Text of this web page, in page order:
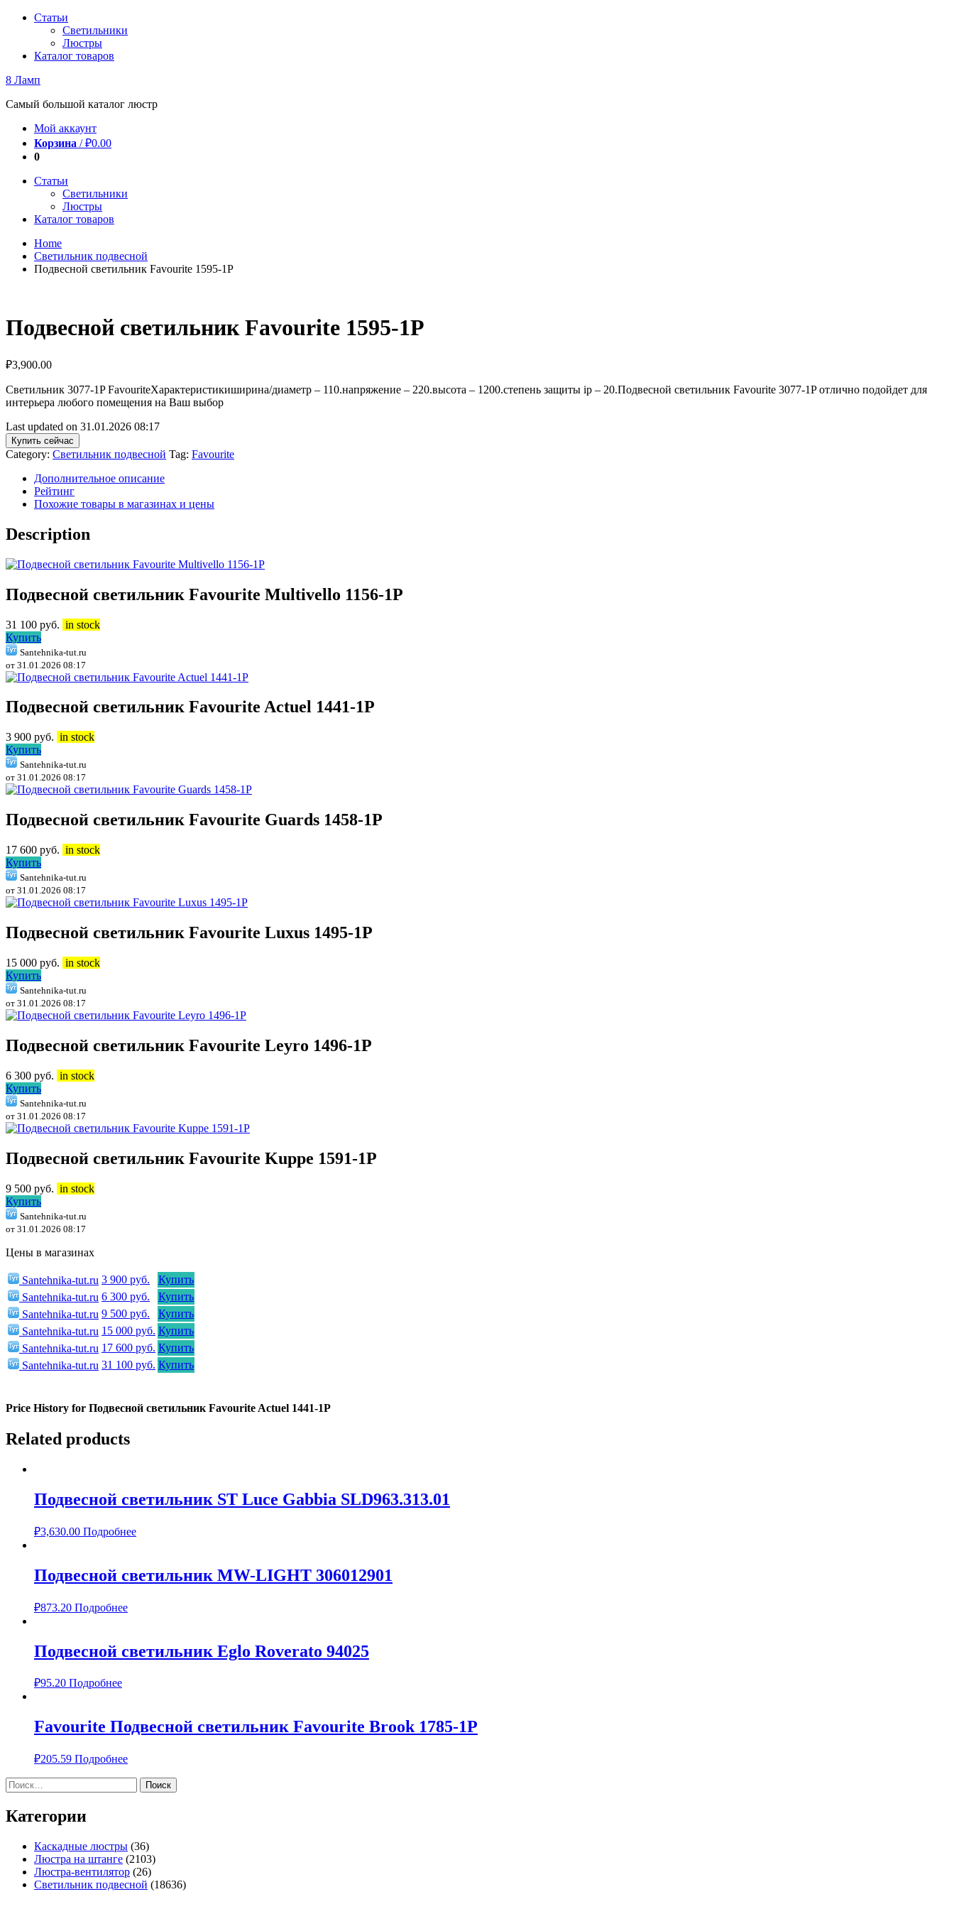
Перейти
содержимому
Статьи
Светильники
Люстры
Каталог товаров
8 Ламп
Самый большой каталог люстр
Мой аккаунт
Корзина /₽0.00
0
Статьи
Светильники
Люстры
Каталог товаров
Home
Светильник подвесной
Подвесной светильник Favourite 1595-1P
Подвесной светильник Favourite 1595-1P
₽3,900.00
Светильник 3077-1P FavouriteХарактеристикиширина/диаметр – 110.напряжение – 220.высота – 1200.степень защиты ip – 20.Подвесной светильник Favourite 3077-1P отлично подойдет для
интерьера любого помещения на Ваш выбор
Last updated on 31.01.2026 08:17
Купить сейчас
Category: Светильник подвесной Tag: Favourite
Дополнительное описание
Рейтинг
Похожие товары в магазинах и цены
Description
Подвесной светильник Favourite Multivello 1156-1P
31 100 руб. in stock
Купить
Santehnika-tut.ru
от 31.01.2026 08:17
Подвесной светильник Favourite Actuel 1441-1P
3 900 руб. in stock
Купить
Santehnika-tut.ru
от 31.01.2026 08:17
Подвесной светильник Favourite Guards 1458-1P
17 600 руб. in stock
Купить
Santehnika-tut.ru
от 31.01.2026 08:17
Подвесной светильник Favourite Luxus 1495-1P
15 000 руб. in stock
Купить
Santehnika-tut.ru
от 31.01.2026 08:17
Подвесной светильник Favourite Leyro 1496-1P
6 300 руб. in stock
Купить
Santehnika-tut.ru
от 31.01.2026 08:17
Подвесной светильник Favourite Kuppe 1591-1P
9 500 руб. in stock
Купить
Santehnika-tut.ru
от 31.01.2026 08:17
Цены в магазинах
Santehnika-tut.ru 3 900 руб.
Купить
Santehnika-tut.ru 6 300 руб.
Купить
Santehnika-tut.ru 9 500 руб.
Купить
Santehnika-tut.ru 15 000 руб. Купить
Santehnika-tut.ru 17 600 руб. Купить
Santehnika-tut.ru 31 100 руб. Купить
Price History for Подвесной светильник Favourite Actuel 1441-1P
Related products
Подвесной светильник ST Luce Gabbia SLD963.313.01
₽3,630.00 Подробнее
Подвесной светильник MW-LIGHT 306012901
₽873.20 Подробнее
Подвесной светильник Eglo Roverato 94025
₽95.20 Подробнее
Favourite Подвесной светильник Favourite Brook 1785-1P
₽205.59 Подробнее
Найти:
Категории
Каскадные люстры (36)
Люстра на штанге (2103)
Люстра-вентилятор (26)
Светильник подвесной (18636)